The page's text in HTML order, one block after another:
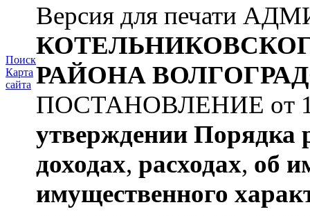
Поиск
Карта
сайта
Версия для печати
РАЙОНА
ПОСТАНОВЛЕНИЕ от
утверждении Порядка
доходах, расходах, об
имущественного